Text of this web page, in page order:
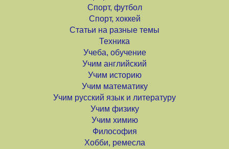
Спорт, футбол
Спорт, хоккей
Статьи на разные темы
Техника
Учеба, обучение
Учим английский
Учим историю
Учим математику
Учим русский язык и литературу
Учим физику
Учим химию
Философия
Хобби, ремесла